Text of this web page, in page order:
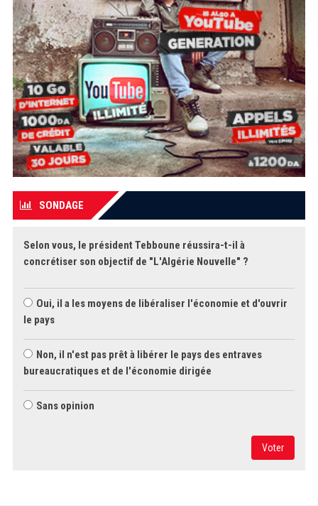
SONDAGE
Selon vous, le président Tebboune réussira-t-il à
concrétiser son objectif de "L'Algérie Nouvelle" ?
Oui, il a les moyens de libéraliser l'économie et d'ouvrir
le pays
Non, il n'est pas prêt à libérer le pays des entraves
bureaucratiques et de l'économie dirigée
Sans opinion
Voter